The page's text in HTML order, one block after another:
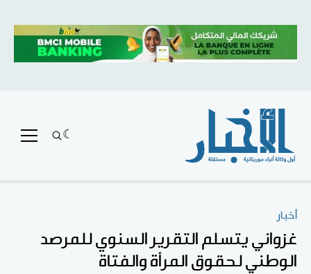
أخبار
غزواني يتسلم التقرير السنوي للمرصد
الوطني لحقوق المرأة والفتاة